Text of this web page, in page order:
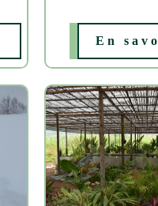
En